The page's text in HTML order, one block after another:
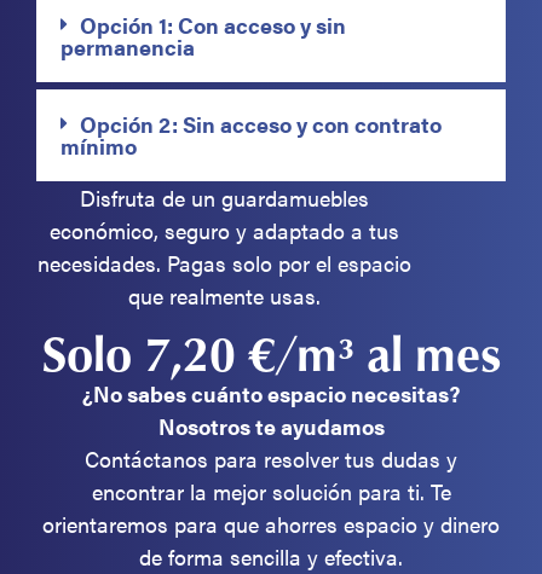
Opción 1: Con acceso y sin
permanencia
Opción 2: Sin acceso y con contrato
mínimo
Disfruta de un guardamuebles
económico, seguro y adaptado a tus
necesidades. Pagas solo por el espacio
que realmente usas.
Solo 7,20 €/m³ al mes
¿No sabes cuánto espacio necesitas?
Nosotros te ayudamos
Contáctanos para resolver tus dudas y
encontrar la mejor solución para ti. Te
orientaremos para que ahorres espacio y dinero
de forma sencilla y efectiva.